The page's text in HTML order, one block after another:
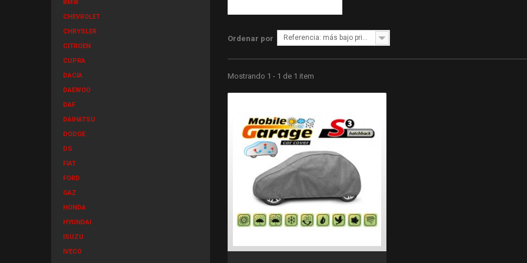
BMW
CHEVROLET
CHRYSLER
CITROEN
CUPRA
DACIA
DAEWOO
DAF
DAIHATSU
DODGE
DS
FIAT
FORD
GAZ
HONDA
HYUNDAI
ISUZU
IVECO
Ordenar por Referencia: más bajo primero
Mostrando 1 - 1 de 1 item